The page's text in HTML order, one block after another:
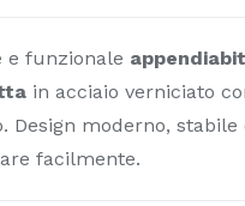
e funzionale
in acciaio verniciato
Design moderno, stabile
facilmente.